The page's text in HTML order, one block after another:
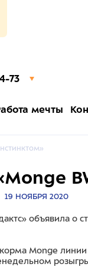
73
мечты
19 НОЯБРЯ 2020
объявила о
Monge